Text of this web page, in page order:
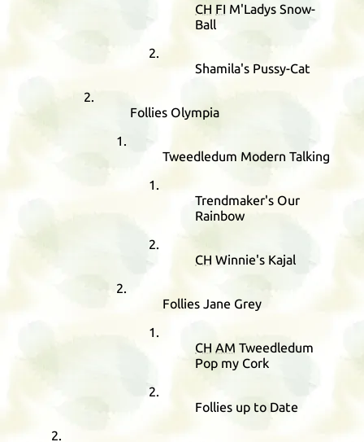
CH FI M'Ladys Snow-
Ball
Shamila's Pussy-Cat
Follies Olympia
Tweedledum Modern Talking
Trendmaker's Our
Rainbow
CH Winnie's Kajal
Follies Jane Grey
CH AM Tweedledum
Pop my Cork
Follies up to Date